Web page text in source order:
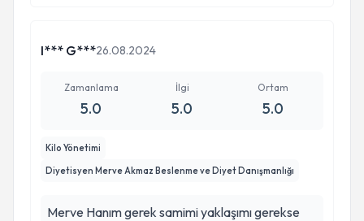
I*** G***26.08.2024
Zamanlama
5.0
İlgi
5.0
Ortam
5.0
Kilo Yönetimi
Diyetisyen Merve Akmaz Beslenme ve Diyet Danışmanlığı
Merve Hanım gerek samimi yaklaşımı gerekse